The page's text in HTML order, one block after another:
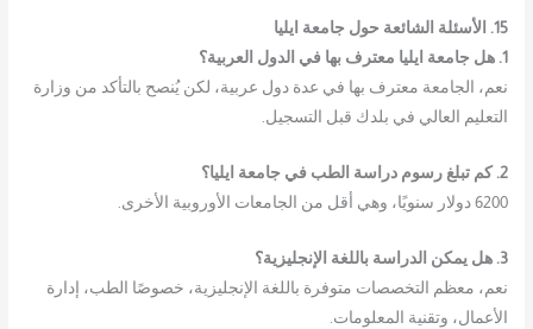
15. الأسئلة الشائعة حول جامعة ايليا
1. هل جامعة ايليا معترف بها في الدول العربية؟
نعم، الجامعة معترف بها في عدة دول عربية، لكن يُنصح بالتأكد من وزارة
التعليم العالي في بلدك قبل التسجيل.
2. كم تبلغ رسوم دراسة الطب في جامعة ايليا؟
6200 دولار سنويًا، وهي أقل من الجامعات الأوروبية الأخرى.
3. هل يمكن الدراسة باللغة الإنجليزية؟
نعم، معظم التخصصات متوفرة باللغة الإنجليزية، خصوصًا الطب، إدارة
الأعمال، وتقنية المعلومات.